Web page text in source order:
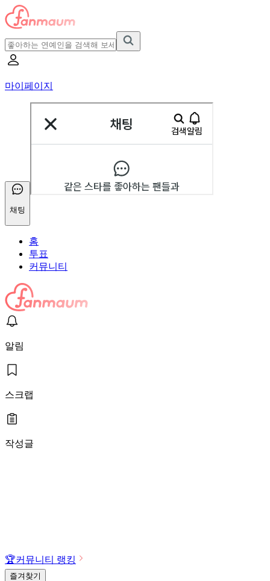
마이페이지
채팅
홈
투표
커뮤니티
알림
스크랩
작성글
🏆커뮤니티 랭킹
즐겨찾기